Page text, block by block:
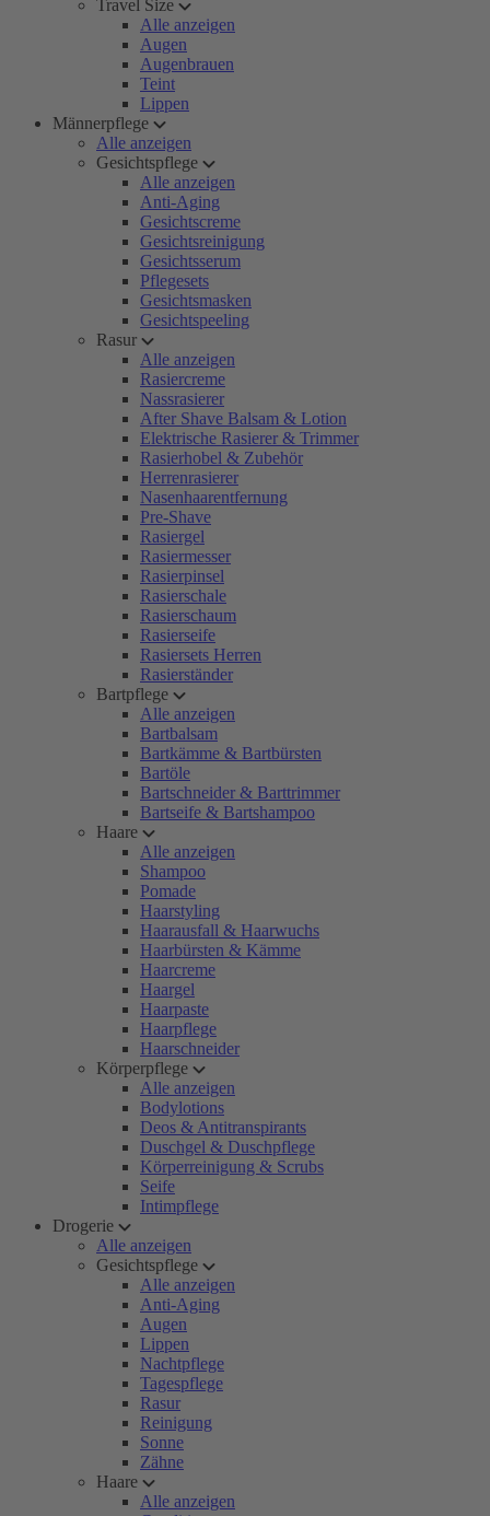
Travel Size
Alle anzeigen
Augen
Augenbrauen
Teint
Lippen
Männerpflege
Alle anzeigen
Gesichtspflege
Alle anzeigen
Anti-Aging
Gesichtscreme
Gesichtsreinigung
Gesichtsserum
Pflegesets
Gesichtsmasken
Gesichtspeeling
Rasur
Alle anzeigen
Rasiercreme
Nassrasierer
After Shave Balsam & Lotion
Elektrische Rasierer & Trimmer
Rasierhobel & Zubehör
Herrenrasierer
Nasenhaarentfernung
Pre-Shave
Rasiergel
Rasiermesser
Rasierpinsel
Rasierschale
Rasierschaum
Rasierseife
Rasiersets Herren
Rasierständer
Bartpflege
Alle anzeigen
Bartbalsam
Bartkämme & Bartbürsten
Bartöle
Bartschneider & Barttrimmer
Bartseife & Bartshampoo
Haare
Alle anzeigen
Shampoo
Pomade
Haarstyling
Haarausfall & Haarwuchs
Haarbürsten & Kämme
Haarcreme
Haargel
Haarpaste
Haarpflege
Haarschneider
Körperpflege
Alle anzeigen
Bodylotions
Deos & Antitranspirants
Duschgel & Duschpflege
Körperreinigung & Scrubs
Seife
Intimpflege
Drogerie
Alle anzeigen
Gesichtspflege
Alle anzeigen
Anti-Aging
Augen
Lippen
Nachtpflege
Tagespflege
Rasur
Reinigung
Sonne
Zähne
Haare
Alle anzeigen